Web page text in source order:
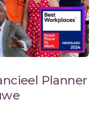
Planner